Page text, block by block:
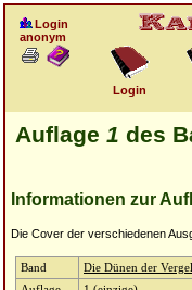
Login
anonym
Login
Auflage 1 des
Informationen zur
Die Cover der verschiedenen
Band
Die Dünen der